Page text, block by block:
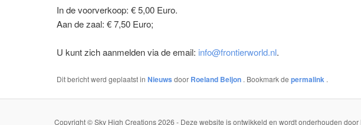
In de voorverkoop: € 5,00 Euro.
Aan de zaal: € 7,50 Euro;
U kunt zich aanmelden via de email: info@frontierworld.nl.
Dit bericht werd geplaatst in Nieuws door Roeland Beljon . Bookmark de permalink .
Copyright © Sky High Creations 2026 - Deze website is ontwikkeld en wordt onderhouden door